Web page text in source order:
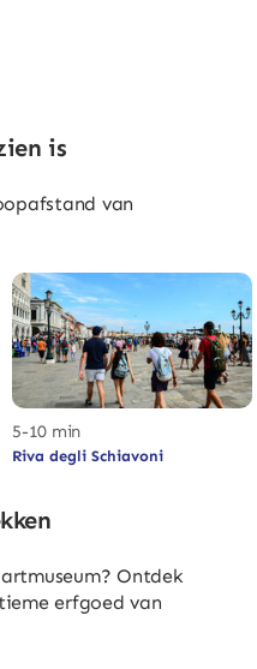
is
van
5-10 min
Riva degli Schiavoni
Ontdek
erfgoed van